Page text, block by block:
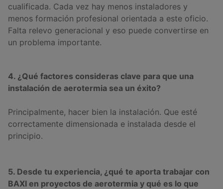
cualificada. Cada vez hay menos instaladores y
menos formación profesional orientada a este oficio.
Falta relevo generacional y eso puede convertirse en
un problema importante.
4. ¿Qué factores consideras clave para que una
instalación de aerotermia sea un éxito?
Principalmente, hacer bien la instalación. Que esté
correctamente dimensionada e instalada desde el
principio.
5. Desde tu experiencia, ¿qué te aporta trabajar con
BAXI en proyectos de aerotermia y qué es lo que